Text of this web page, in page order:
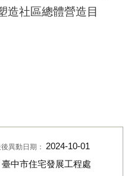
造社區總體營造目
異動日期： 2024-10-01
臺中市住宅發展工程處